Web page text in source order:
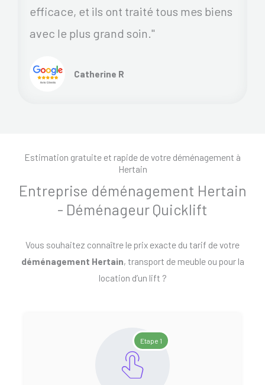
efficace, et ils ont traité tous mes biens
avec le plus grand soin."
Catherine R
Estimation gratuite et rapide de votre déménagement à
Hertain
Entreprise déménagement Hertain
- Déménageur Quicklift
Vous souhaitez connaître le prix exacte du tarif de votre
déménagement Hertain, transport de meuble ou pour la
location d’un lift ?
Etape 1